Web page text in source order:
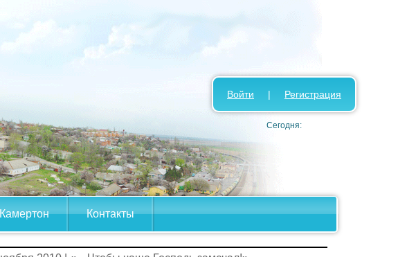
Камертон Контакты
Войти | Регистрация
Сегодня: